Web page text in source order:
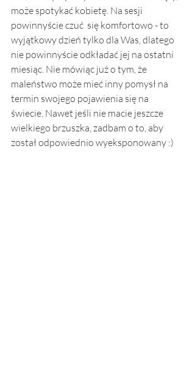
może spotykać kobietę. Na sesji
powinnyście czuć  się komfortowo - to
wyjątkowy dzień tylko dla Was, dlatego
nie powinnyście odkładać jej na ostatni
miesiąc. Nie mówiąc już o tym, że
maleństwo może mieć inny pomysł na
termin swojego pojawienia się na
świecie. Nawet jeśli nie macie jeszcze
wielkiego brzuszka, zadbam o to, aby
został odpowiednio wyeksponowany :)